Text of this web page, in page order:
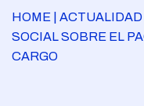
HOME |
SOCIAL SOBRE EL
CARGO